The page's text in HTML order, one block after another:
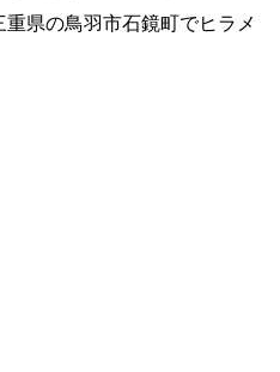
県の鳥羽市石鏡町でヒラメ